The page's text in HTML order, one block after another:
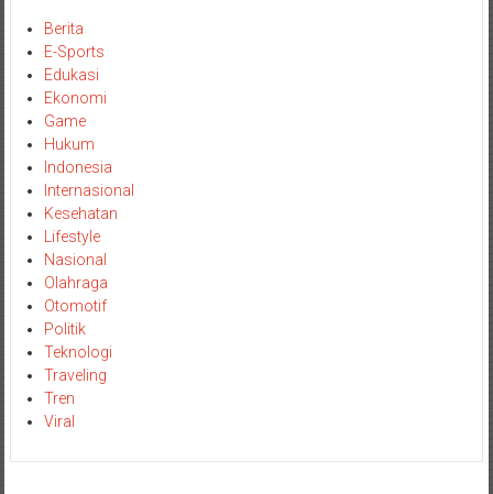
Berita
E-Sports
Edukasi
Ekonomi
Game
Hukum
Indonesia
Internasional
Kesehatan
Lifestyle
Nasional
Olahraga
Otomotif
Politik
Teknologi
Traveling
Tren
Viral